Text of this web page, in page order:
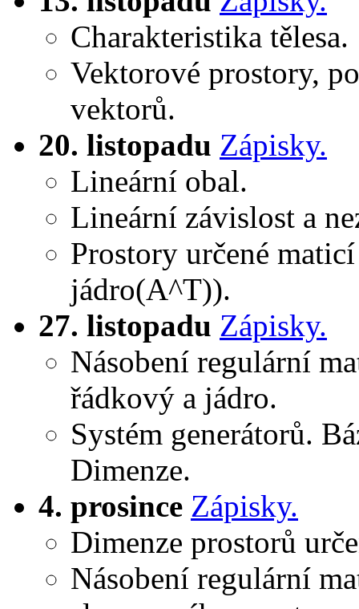
Charakteristika tělesa.
Vektorové prostory,
vektorů.
20. listopadu Zápisky.
Lineární obal.
Lineární závislost a
Prostory určené
jádro(A^T)).
27. listopadu Zápisky.
Násobení regulární
řádkový a jádro.
Systém generátorů.
Dimenze.
4. prosince Zápisky.
Dimenze prostorů
Násobení regulární